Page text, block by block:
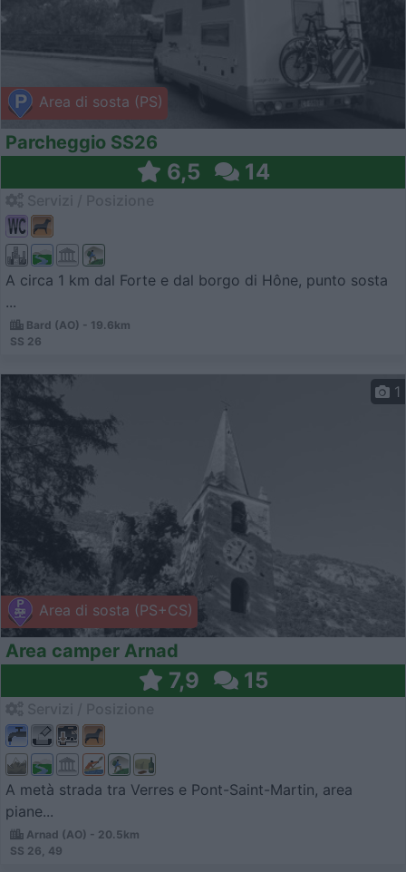
Area di sosta (PS)
Parcheggio SS26
6,5 14
A circa 1 km dal Forte e dal borgo di Hône, punto sosta
...
Bard (AO) - 19.6km
SS 26
Area di sosta (PS+CS)
1
Area camper Arnad
7,9 15
A metà strada tra Verres e Pont-Saint-Martin, area
piane...
Arnad (AO) - 20.5km
SS 26, 49